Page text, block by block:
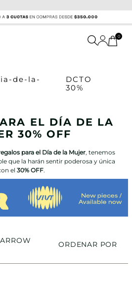
0
de-la-
DCTO
30%
EL DÍA DE LA
30% OFF
para el Día de la Mujer, tenemos
que la harán sentir poderosa y única
el 30% OFF.
ORDENAR POR